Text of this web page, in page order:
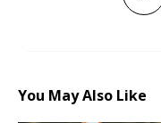
You May Also Like